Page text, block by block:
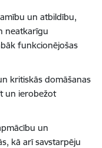
un atbildību,
neatkarīgu
funkcionējošas
kritiskās domāšanas
un ierobežot
un
kā arī savstarpēju